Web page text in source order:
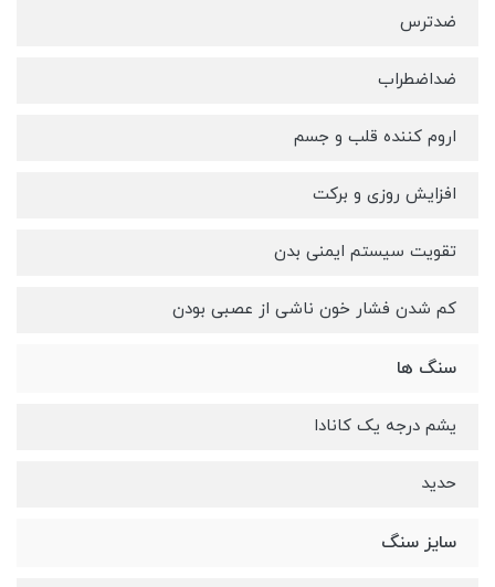
ضدترس
ضداضطراب
اروم کننده قلب و جسم
افزایش روزی و برکت
تقویت سیستم ایمنی بدن
کم شدن فشار خون ناشی از عصبی بودن
سنگ ها
یشم درجه یک کانادا
حدید
سایز سنگ